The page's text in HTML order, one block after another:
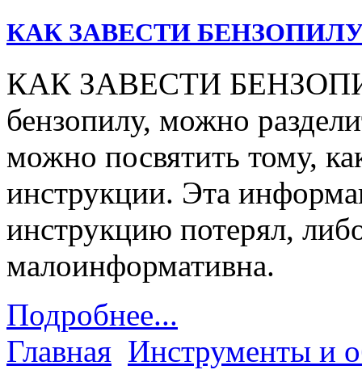
КАК ЗАВЕСТИ
КАК ЗАВЕСТИ
бензопилу, можно
можно посвятить тому,
инструкции. Эта
инструкцию потерял,
малоинформативна.
Подробнее...
Главная Инструменты и